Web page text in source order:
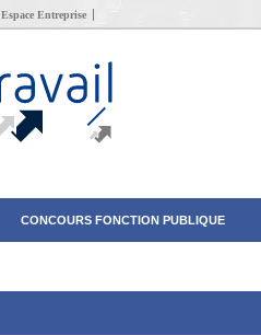
Espace Entreprise
CONCOURS FONCTION PUBLIQUE